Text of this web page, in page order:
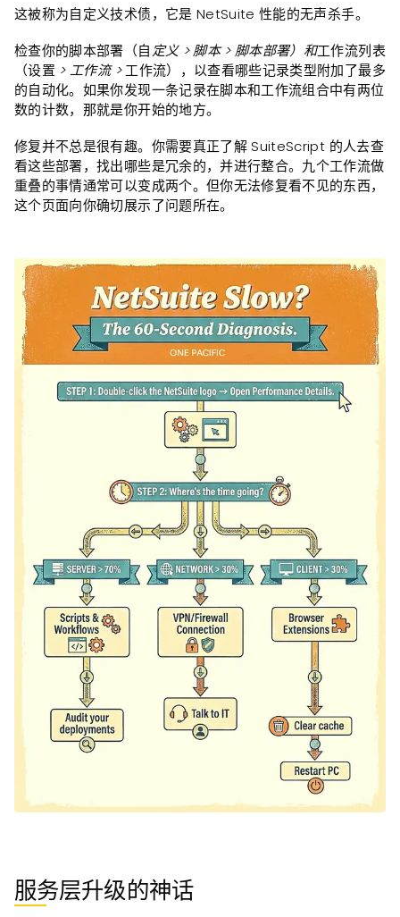
这被称为自定义技术债，它是 NetSuite 性能的无声杀手。
检查你的脚本部署（自定义 > 脚本 > 脚本部署）和工作流列表
（设置 > 工作流 >工作流），以查看哪些记录类型附加了最多
的自动化。如果你发现一条记录在脚本和工作流组合中有两位
数的计数，那就是你开始的地方。
修复并不总是很有趣。你需要真正了解 SuiteScript 的人去查
看这些部署，找出哪些是冗余的，并进行整合。九个工作流做
重叠的事情通常可以变成两个。但你无法修复看不见的东西，
这个页面向你确切展示了问题所在。
服务层升级的神话